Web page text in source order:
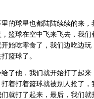
的球星也都陆陆续续的来
篮球在空中飞来飞去，我
始吃零食了，我们边吃边
篮球了。
了他，我们就开始打了起来
着打着篮球就被别人抢了
就打了起来，最后，我们就